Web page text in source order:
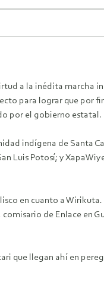
a la inédita marcha
para lograr que por
por el gobierno estatal.
indígena de Santa
Luis Potosí; y
en cuanto a
de Enlace en
que llegan ahí en